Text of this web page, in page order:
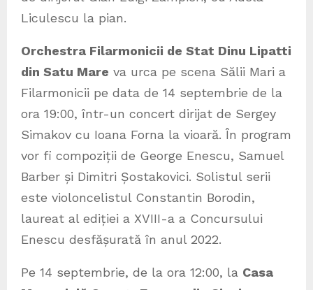
Liculescu la pian.
Orchestra Filarmonicii de Stat Dinu Lipatti
din Satu Mare va urca pe scena Sălii Mari a
Filarmonicii pe data de 14 septembrie de la
ora 19:00, într-un concert dirijat de Sergey
Simakov cu Ioana Forna la vioară. În program
vor fi compoziții de George Enescu, Samuel
Barber și Dimitri Șostakovici. Solistul serii
este violoncelistul Constantin Borodin,
laureat al ediției a XVIII-a a Concursului
Enescu desfășurată în anul 2022.
Pe 14 septembrie, de la ora 12:00, la Casa